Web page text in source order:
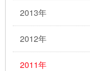
2013年
2012年
2011年